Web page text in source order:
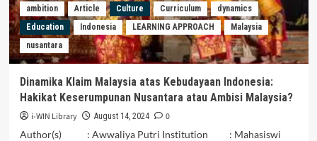
Kini:
Dalam
Perspektif
Hubungan
Indonesia-
ambition Article Culture Curriculum
dynamics
Education
Indonesia LEARNING APPROACH
Malaysia
nusantara
Dinamika Klaim Malaysia atas Kebudayaan Indonesia:
Hakikat Keserumpunan Nusantara atau Ambisi Malaysia?
i-WIN Library August 14, 2024
0
Author(s) : Awwaliya Putri Institution : Mahasiswi